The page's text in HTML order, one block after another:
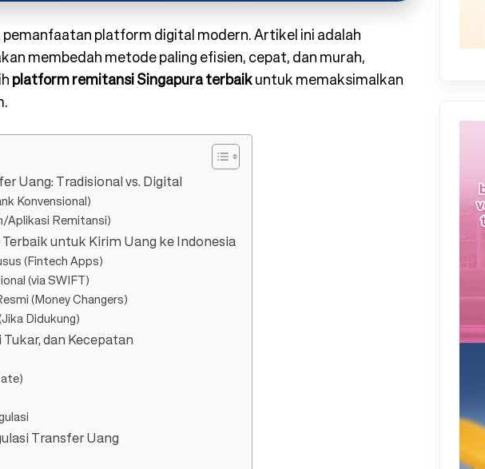
platform digital modern. Artikel ini adalah
membedah metode paling efisien, cepat, dan murah,
platform remitansi Singapura terbaikuntuk memaksimalkan
Uang: Tradisional vs. Digital
Konvensional)
Aplikasi Remitansi)
untuk Kirim Uang ke Indonesia
(Fintech Apps)
(via SWIFT)
(Money Changers)
Didukung)
dan Kecepatan
Transfer Uang